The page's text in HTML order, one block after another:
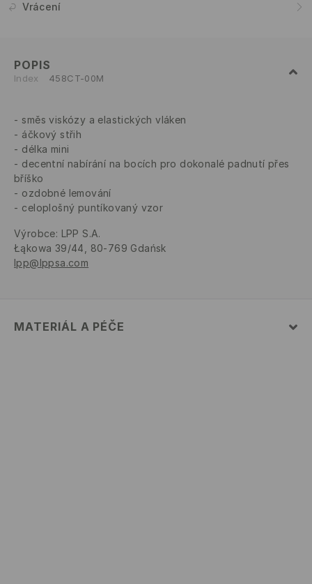
Vrácení
POPIS
Index 458CT-00M
směs viskózy a elastických vláken
áčkový střih
délka mini
decentní nabírání na bocích pro dokonalé padnutí přes
bříško
ozdobné lemování
celoplošný puntíkovaný vzor
Výrobce: LPP S.A.
Łąkowa 39/44, 80-769 Gdańsk
lpp@lppsa.com
MATERIÁL A PÉČE